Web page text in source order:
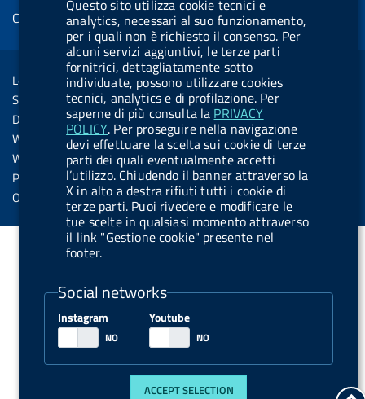
Questo sito utilizza cookie tecnici e
analytics, necessari al suo funzionamento,
per i quali non è richiesto il consenso. Per
alcuni servizi aggiuntivi, le terze parti
fornitrici, dettagliatamente sotto
individuate, possono utilizzare cookies
tecnici, analytics e di profilazione. Per
saperne di più consulta la PRIVACY
POLICY. Per proseguire nella navigazione
devi effettuare la scelta sui cookie di terze
parti dei quali eventualmente accetti
l’utilizzo. Chiudendo il banner attraverso la
X in alto a destra rifiuti tutti i cookie di
terze parti. Puoi rivedere e modificare le
tue scelte in qualsiasi momento attraverso
il link "Gestione cookie" presente nel
footer.
Social networks
Instagram Youtube
ACCEPT SELECTION
.
b
u
t
t
o
n
.
s
p
o
t
i
y
k
y
b
e
d
i
n
Cookie management
Sezione Link Utili
Legal notice
Social Media Policy
Dichiarazione di accessibilità
Web accessibility
Website statistics
Privacy
Online services